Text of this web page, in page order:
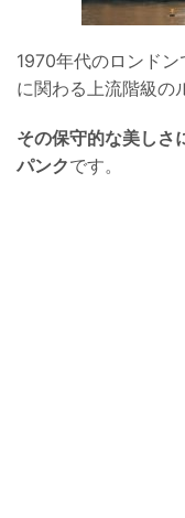
1970年代のロンド
に関わる上流階級の
その保守的な美しさ
パンクです。